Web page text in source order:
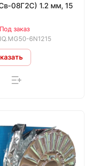
08Г2С) 1.2 мм, 15
Под заказ
6N1215